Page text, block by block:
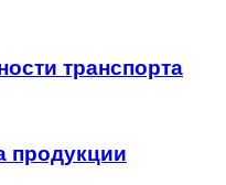
транспорта
продукции